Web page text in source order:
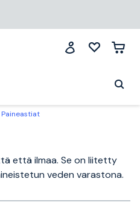
Paineastiat
että ilmaa. Se on liitetty
veden varastona.